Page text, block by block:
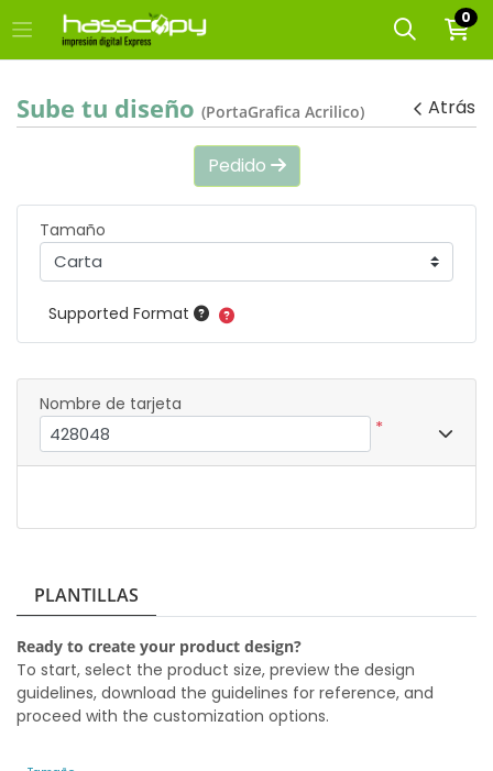
0
Sube tu diseño (PortaGrafica Acrilico) Atrás
PLANTILLAS
Ready to create your product design?
To start, select the product size, preview the design
guidelines, download the guidelines for reference, and
proceed with the customization options.
Pedido
Tamaño
Supported Format
Nombre de tarjeta
*